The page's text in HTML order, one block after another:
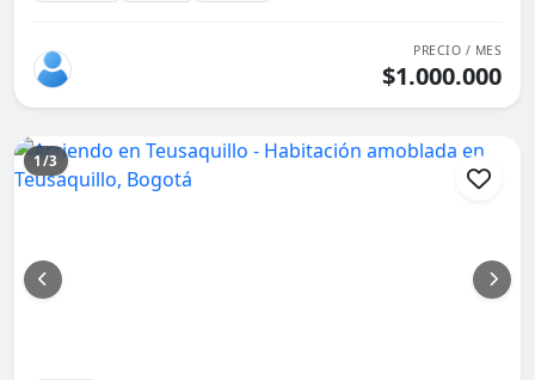
PRECIO / MES
$1.000.000
1/3